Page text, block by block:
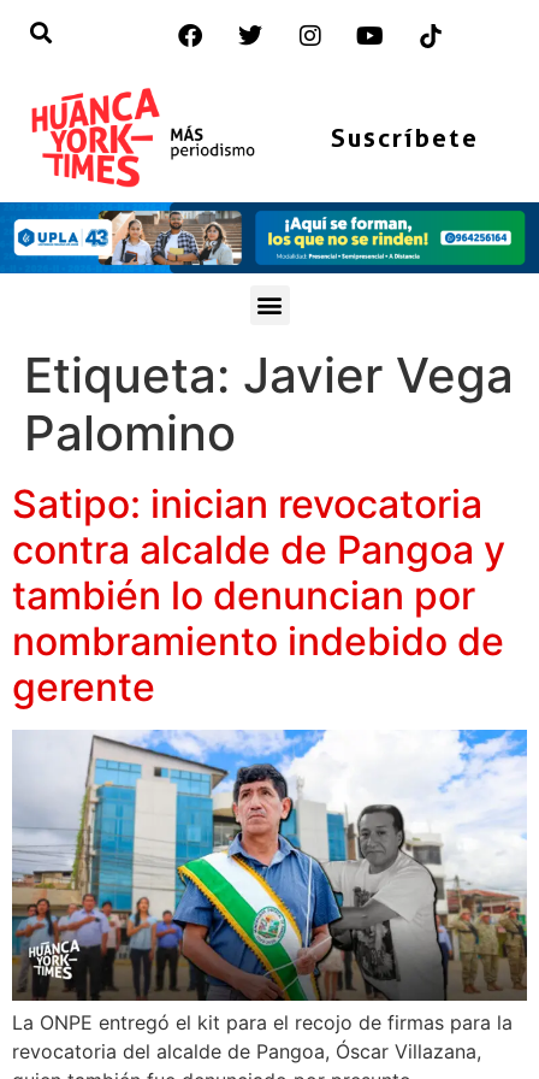
Suscríbete
Etiqueta: Javier Vega
Palomino
Satipo: inician revocatoria
contra alcalde de Pangoa y
también lo denuncian por
nombramiento indebido de
gerente
La ONPE entregó el kit para el recojo de firmas para la
revocatoria del alcalde de Pangoa, Óscar Villazana,